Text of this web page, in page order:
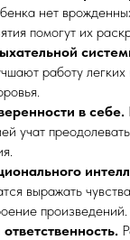
нет
помогут их
работу
в себе.
учат
выражать
произведений.